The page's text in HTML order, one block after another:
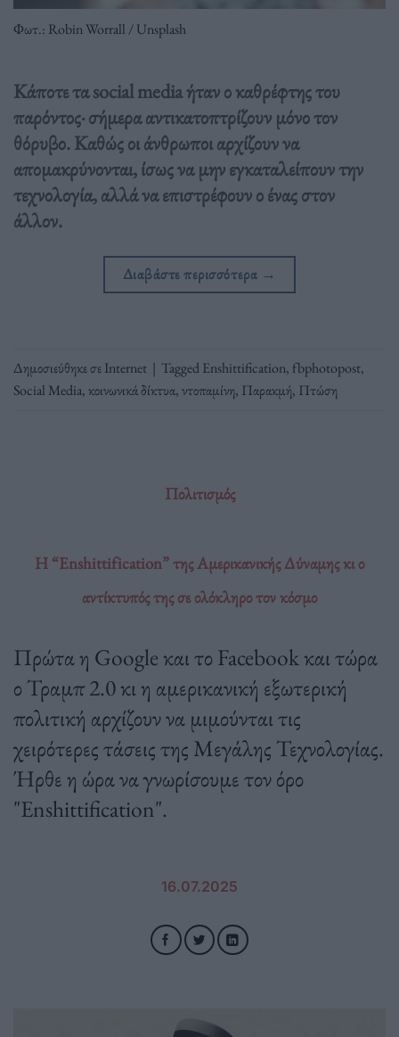
Φωτ.: Robin Worrall / Unsplash
Κάποτε τα social media ήταν ο καθρέφτης του
παρόντος· σήμερα αντικατοπτρίζουν μόνο τον
θόρυβο. Καθώς οι άνθρωποι αρχίζουν να
απομακρύνονται, ίσως να μην εγκαταλείπουν την
τεχνολογία, αλλά να επιστρέφουν ο ένας στον
άλλον.
Διαβάστε περισσότερα →
Δημοσιεύθηκε σεInternet | TaggedEnshittification, fbphotopost,
Social Media,κοινωνικά δίκτυα,ντοπαμίνη, Παρακμή, Πτώση
Πολιτισμός
Η “Enshittification” της Αμερικανικής Δύναμης κι ο
αντίκτυπός της σε ολόκληρο τον κόσμο
Πρώτα η Google και το Facebook και τώρα
ο Τραμπ 2.0 κι η αμερικανική εξωτερική
πολιτική αρχίζουν να μιμούνται τις
χειρότερες τάσεις της Μεγάλης Τεχνολογίας.
Ήρθε η ώρα να γνωρίσουμε τον όρο
"Enshittification".
16.07.2025